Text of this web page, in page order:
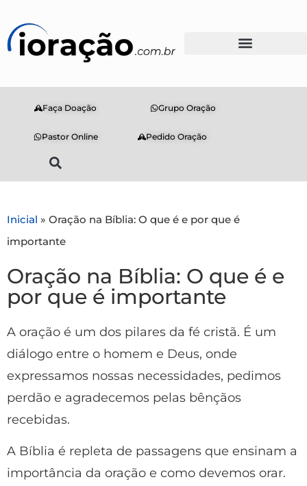
Faça Doação Grupo Oração
Pastor Online Pedido Oração
Inicial » Oração na Bíblia: O que é e por que é
importante
Oração na Bíblia: O que é e
por que é importante
A oração é um dos pilares da fé cristã. É um
diálogo entre o homem e Deus, onde
expressamos nossas necessidades, pedimos
perdão e agradecemos pelas bênçãos
recebidas.
A Bíblia é repleta de passagens que ensinam a
importância da oração e como devemos orar.